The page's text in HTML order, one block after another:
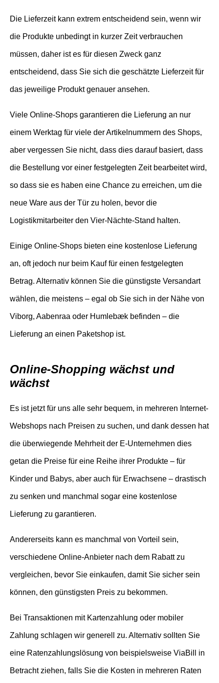
Die Lieferzeit kann extrem entscheidend sein, wenn wir
die Produkte unbedingt in kurzer Zeit verbrauchen
müssen, daher ist es für diesen Zweck ganz
entscheidend, dass Sie sich die geschätzte Lieferzeit für
das jeweilige Produkt genauer ansehen.
Viele Online-Shops garantieren die Lieferung an nur
einem Werktag für viele der Artikelnummern des Shops,
aber vergessen Sie nicht, dass dies darauf basiert, dass
die Bestellung vor einer festgelegten Zeit bearbeitet wird,
so dass sie es haben eine Chance zu erreichen, um die
neue Ware aus der Tür zu holen, bevor die
Logistikmitarbeiter den Vier-Nächte-Stand halten.
Einige Online-Shops bieten eine kostenlose Lieferung
an, oft jedoch nur beim Kauf für einen festgelegten
Betrag. Alternativ können Sie die günstigste Versandart
wählen, die meistens – egal ob Sie sich in der Nähe von
Viborg, Aabenraa oder Humlebæk befinden – die
Lieferung an einen Paketshop ist.
Online-Shopping wächst und
wächst
Es ist jetzt für uns alle sehr bequem, in mehreren Internet-
Webshops nach Preisen zu suchen, und dank dessen hat
die überwiegende Mehrheit der E-Unternehmen dies
getan die Preise für eine Reihe ihrer Produkte – für
Kinder und Babys, aber auch für Erwachsene – drastisch
zu senken und manchmal sogar eine kostenlose
Lieferung zu garantieren.
Andererseits kann es manchmal von Vorteil sein,
verschiedene Online-Anbieter nach dem Rabatt zu
vergleichen, bevor Sie einkaufen, damit Sie sicher sein
können, den günstigsten Preis zu bekommen.
Bei Transaktionen mit Kartenzahlung oder mobiler
Zahlung schlagen wir generell zu. Alternativ sollten Sie
eine Ratenzahlungslösung von beispielsweise ViaBill in
Betracht ziehen, falls Sie die Kosten in mehreren Raten